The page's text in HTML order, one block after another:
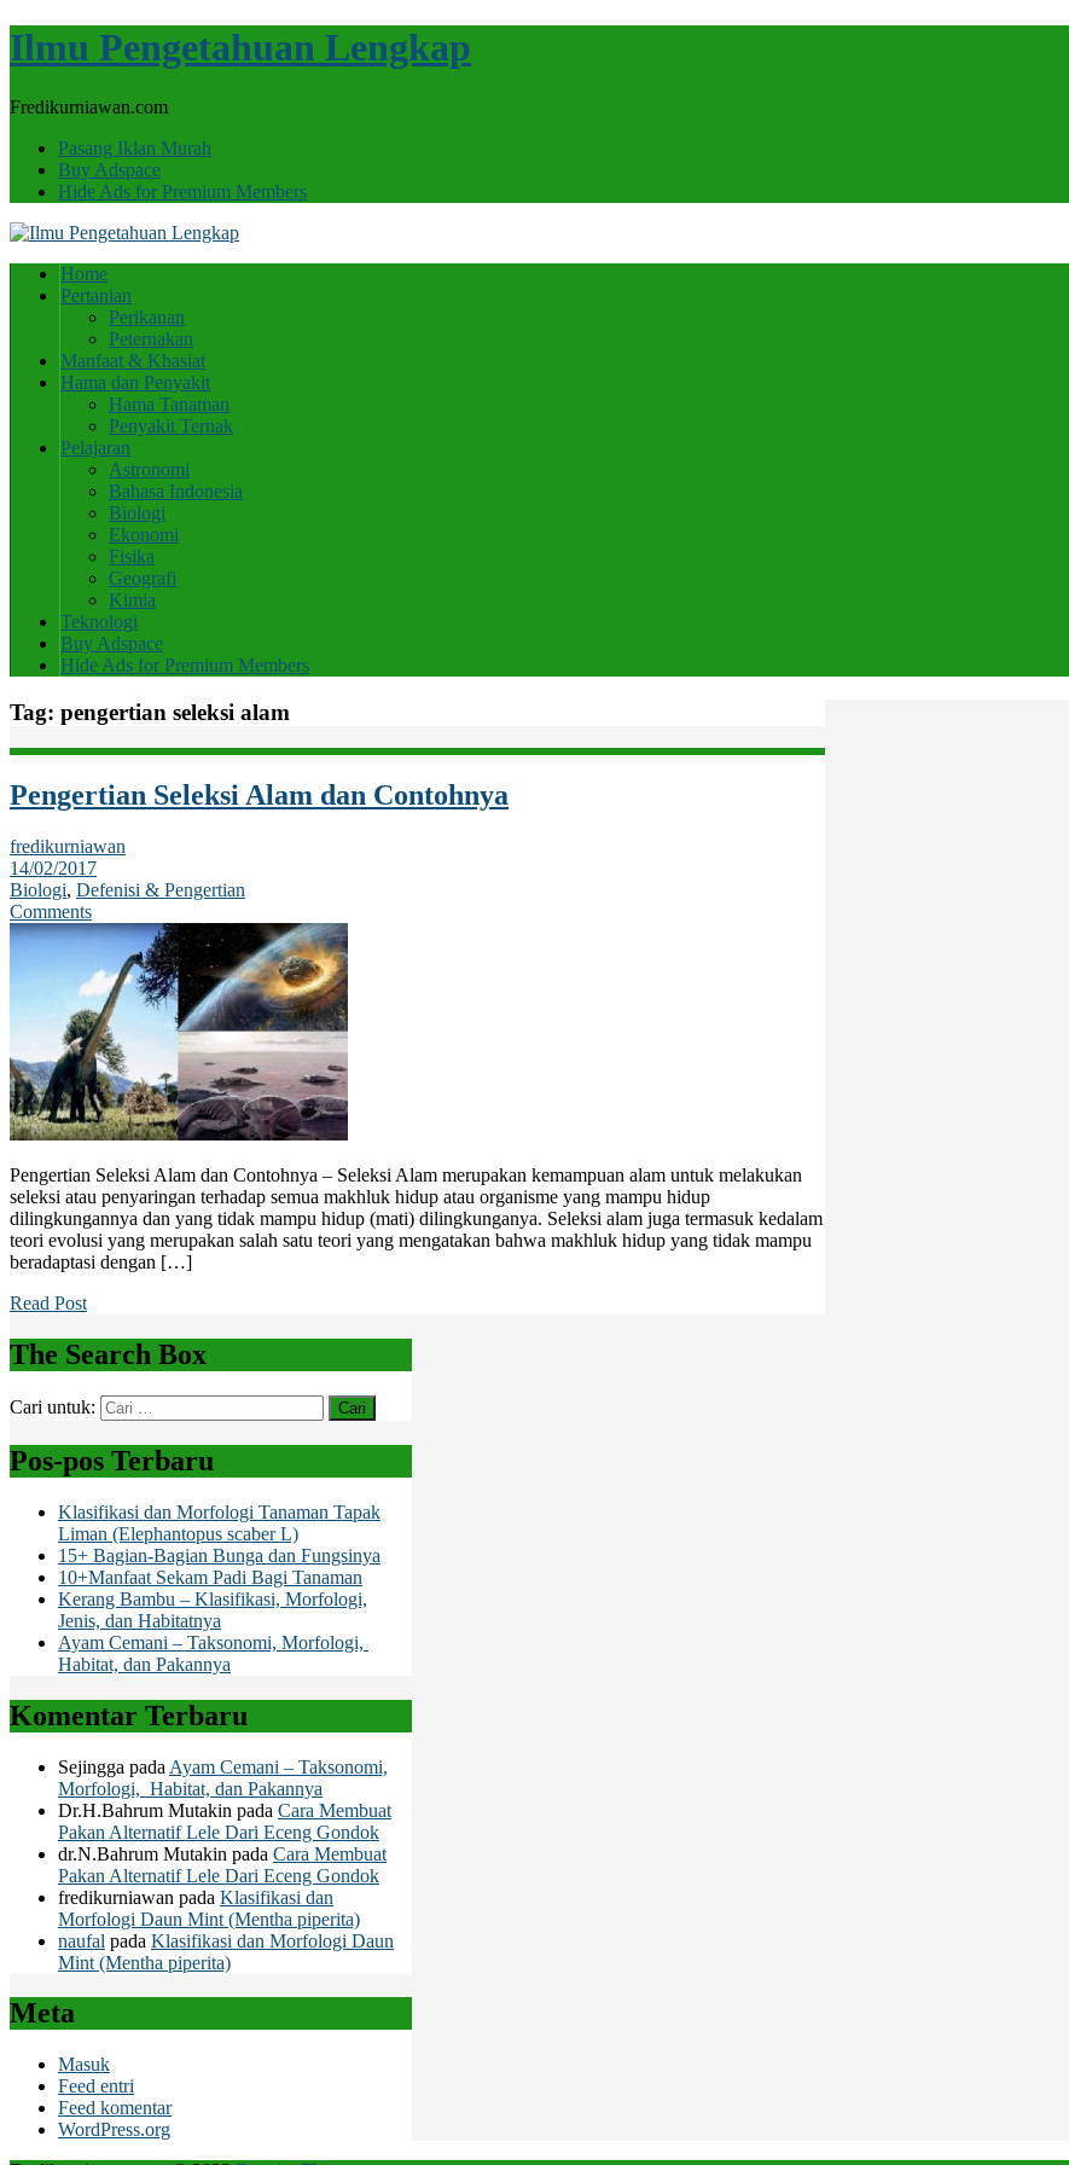
Ilmu Pengetahuan Lengkap
Fredikurniawan.com
Pasang Iklan Murah
Buy Adspace
Hide Ads for Premium Members
Home
Pertanian
Perikanan
Peternakan
Manfaat & Khasiat
Hama dan Penyakit
Hama Tanaman
Penyakit Ternak
Pelajaran
Astronomi
Bahasa Indonesia
Biologi
Ekonomi
Fisika
Geografi
Kimia
Teknologi
Buy Adspace
Hide Ads for Premium Members
Tag: pengertian seleksi alam
Pengertian Seleksi Alam dan Contohnya
fredikurniawan
14/02/2017
Biologi, Defenisi & Pengertian
Comments
Pengertian Seleksi Alam dan Contohnya – Seleksi Alam merupakan kemampuan alam untuk melakukan
seleksi atau penyaringan terhadap semua makhluk hidup atau organisme yang mampu hidup
dilingkungannya dan yang tidak mampu hidup (mati) dilingkunganya. Seleksi alam juga termasuk kedalam
teori evolusi yang merupakan salah satu teori yang mengatakan bahwa makhluk hidup yang tidak mampu
beradaptasi dengan […]
Read Post
The Search Box
Cari untuk:
Pos-pos Terbaru
Klasifikasi dan Morfologi Tanaman Tapak
Liman (Elephantopus scaber L)
15+ Bagian-Bagian Bunga dan Fungsinya
10+Manfaat Sekam Padi Bagi Tanaman
Kerang Bambu – Klasifikasi, Morfologi,
Jenis, dan Habitatnya
Ayam Cemani – Taksonomi, Morfologi,
Habitat, dan Pakannya
Komentar Terbaru
Sejingga pada Ayam Cemani – Taksonomi,
Morfologi, Habitat, dan Pakannya
Dr.H.Bahrum Mutakin pada Cara Membuat
Pakan Alternatif Lele Dari Eceng Gondok
dr.N.Bahrum Mutakin pada Cara Membuat
Pakan Alternatif Lele Dari Eceng Gondok
fredikurniawan pada Klasifikasi dan
Morfologi Daun Mint (Mentha piperita)
naufal pada Klasifikasi dan Morfologi Daun
Mint (Mentha piperita)
Meta
Masuk
Feed entri
Feed komentar
WordPress.org